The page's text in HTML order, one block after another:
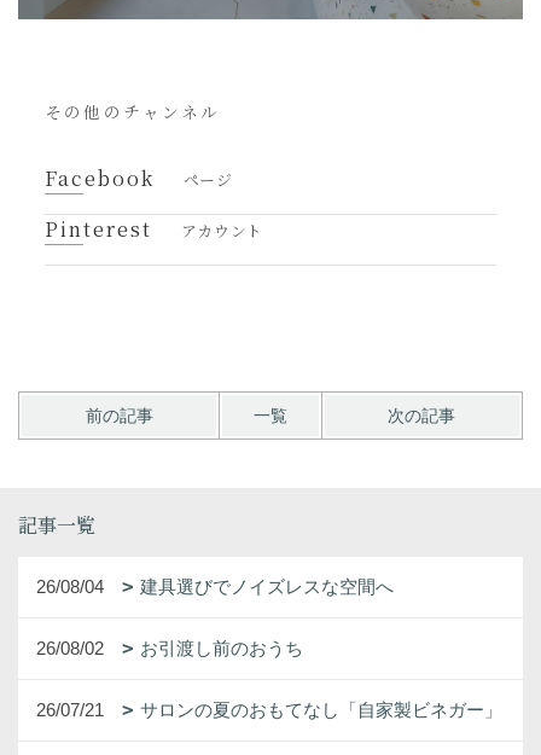
その他のチャンネル
Facebook ページ
Pinterest アカウント
前の記事 一覧 次の記事
記事一覧
26/08/04 建具選びでノイズレスな空間へ
26/08/02 お引渡し前のおうち
26/07/21 サロンの夏のおもてなし「自家製ビネガー」